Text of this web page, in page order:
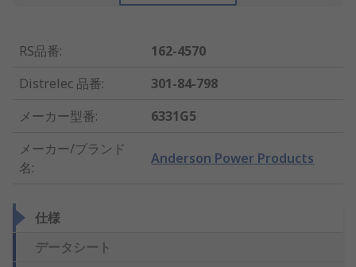
RS品番:
162-4570
Distrelec 品番:
301-84-798
メーカー型番:
6331G5
メーカー/ブランド
名:
Anderson Power Products
仕様
データシート